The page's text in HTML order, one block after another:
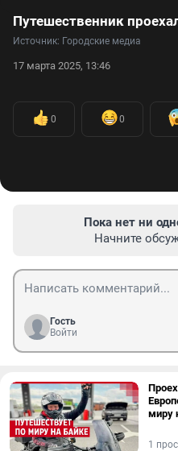
Источник: Городские медиа
17 марта 2025, 13:46
0 0
Пока нет ни
Начните
Гость
Войти
миру
1